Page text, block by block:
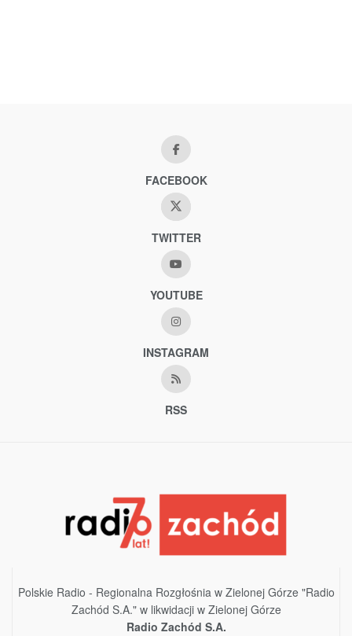
FACEBOOK
TWITTER
YOUTUBE
INSTAGRAM
RSS
Polskie Radio - Regionalna Rozgłośnia w Zielonej Górze "Radio
Zachód S.A." w likwidacji w Zielonej Górze
Radio Zachód S.A.